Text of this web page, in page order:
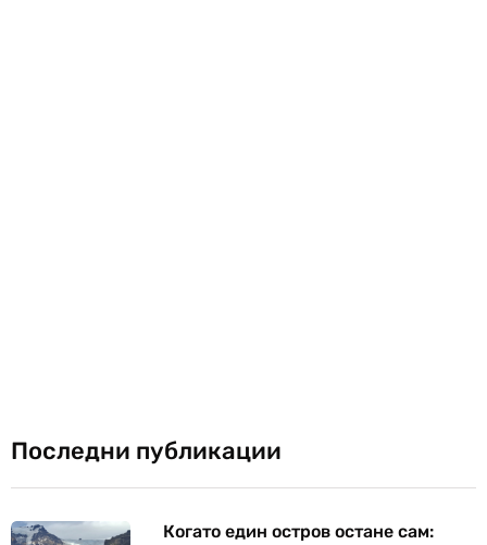
Последни публикации
Когато един остров остане сам: